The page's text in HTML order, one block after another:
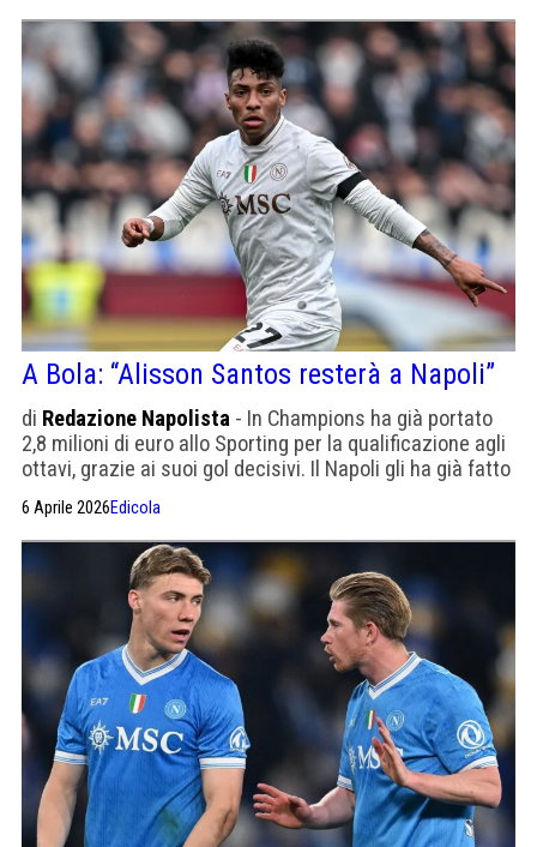
A Bola: “Alisson Santos resterà a Napoli”
di Redazione Napolista - In Champions ha già portato
2,8 milioni di euro allo Sporting per la qualificazione agli
ottavi, grazie ai suoi gol decisivi. Il Napoli gli ha già fatto
6 Aprile 2026Edicola